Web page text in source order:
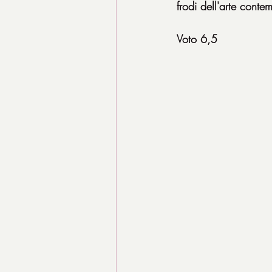
frodi dell'arte
Voto 6,5